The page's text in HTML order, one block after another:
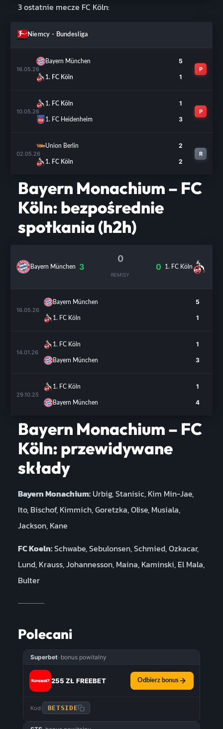
3 ostatnie mecze FC Köln:
Niemcy - Bundesliga
16.05.26
Bayern München
1. FC Köln
5
1
P
10.05.26
1. FC Köln
1. FC Heidenheim
1
3
P
02.05.26
Union Berlin
1. FC Köln
2
2
R
Bayern Monachium – FC
Köln: bezpośrednie
spotkania (h2h)
Bayern München 3
0
REMISY
0 1. FC Köln
16.05.26
Bayern München
1. FC Köln
5
1
14.01.26
1. FC Köln
Bayern München
1
3
29.10.25
1. FC Köln
Bayern München
1
4
Bayern Monachium – FC
Köln: przewidywane
składy
Bayern Monachium:Urbig, Stanisic, Kim Min-Jae,
Ito, Bischof, Kimmich, Goretzka, Olise, Musiala,
Jackson, Kane
FC Koeln:Schwabe, Sebulonsen, Schmied, Ozkacar,
Lund, Krauss, Johannesson, Maina, Kaminski, El Mala,
Bulter
Polecani
Superbet–bonus powitalny
255 ZŁ FREEBET Odbierz bonus
Kod: BETSIDE